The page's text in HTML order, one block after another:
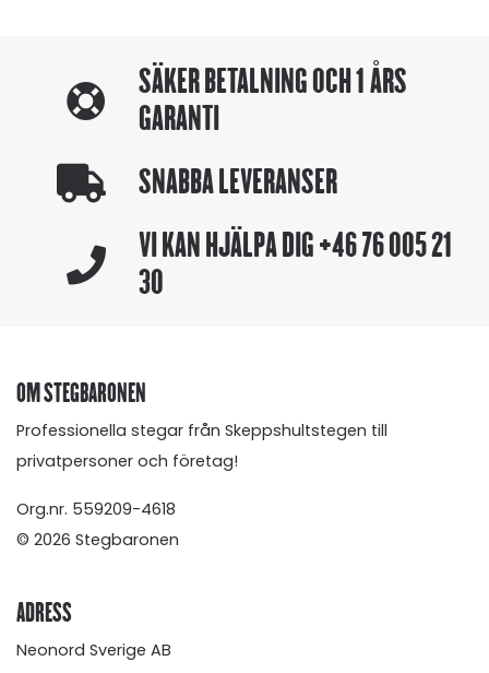
SÄKER BETALNING OCH 1 ÅRS
GARANTI
SNABBA LEVERANSER
VI KAN HJÄLPA DIG+46 76 005 21
30
OM STEGBARONEN
Professionella stegar från Skeppshultstegen till
privatpersoner och företag!
Org.nr. 559209-4618
© 2026 Stegbaronen
ADRESS
Neonord Sverige AB